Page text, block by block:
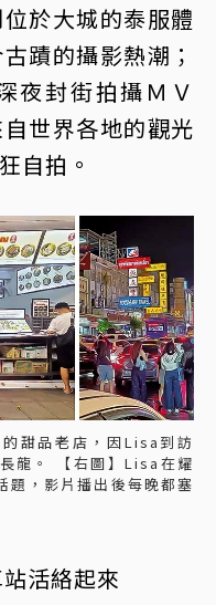
於大城的泰服體
蹟的攝影熱潮；
夜封街拍攝ＭＶ
世界各地的觀光
自拍。
甜品老店，因Lisa到訪
龍。 【右圖】Lisa在耀
題，影片播出後每晚都塞
活絡起來